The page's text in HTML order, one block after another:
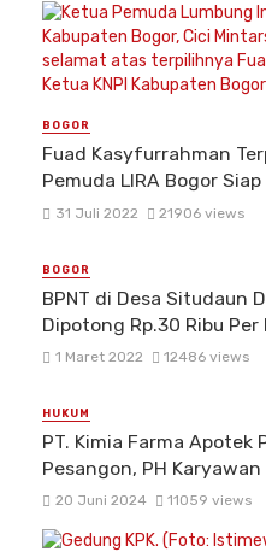
BOGOR
Fuad Kasyfurrahman
Pemuda LIRA Bogor
31 Juli 2022 21906 views
BOGOR
BPNT di Desa Situdaun
Dipotong Rp.30 Ribu Per
1 Maret 2022 12486 views
HUKUM
PT. Kimia Farma Apotek
Pesangon, PH
20 Juni 2024 11059 views